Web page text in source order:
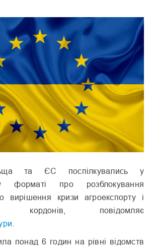
та ЄС поспілкувались у
форматі про розблокування
вирішення кризи агроекспорту і
кордонів, повідомляє
понад 6 годин на рівні відомств